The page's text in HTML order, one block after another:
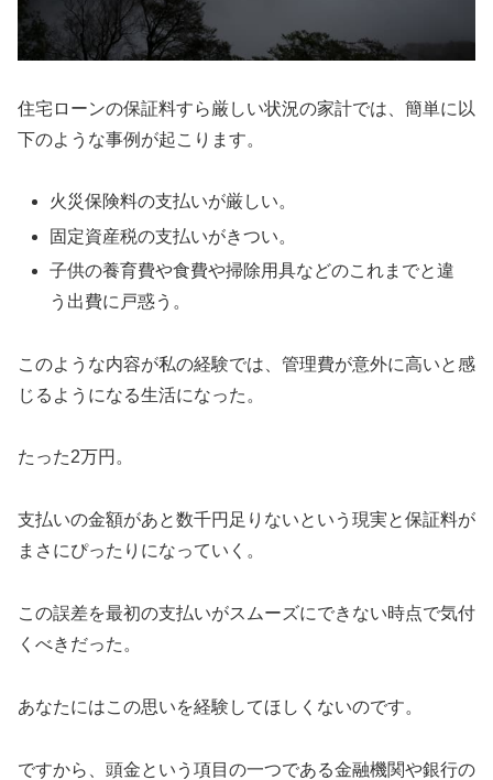
住宅ローンの保証料すら厳しい状況の家計では、簡単に以
下のような事例が起こります。
火災保険料の支払いが厳しい。
固定資産税の支払いがきつい。
子供の養育費や食費や掃除用具などのこれまでと違
う出費に戸惑う。
このような内容が私の経験では、管理費が意外に高いと感
じるようになる生活になった。
たった2万円。
支払いの金額があと数千円足りないという現実と保証料が
まさにぴったりになっていく。
この誤差を最初の支払いがスムーズにできない時点で気付
くべきだった。
あなたにはこの思いを経験してほしくないのです。
ですから、頭金という項目の一つである金融機関や銀行の